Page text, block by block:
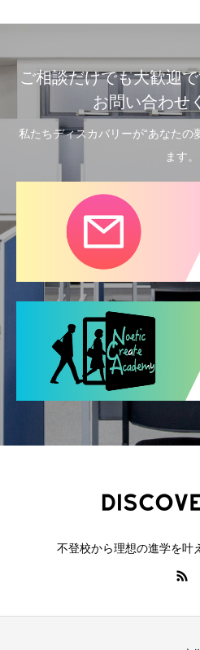
ご相談だけでも大歓迎
お問い合わせ
私たちディスカバリーが“あなたの
ます。
不登校から理想の進学を叶